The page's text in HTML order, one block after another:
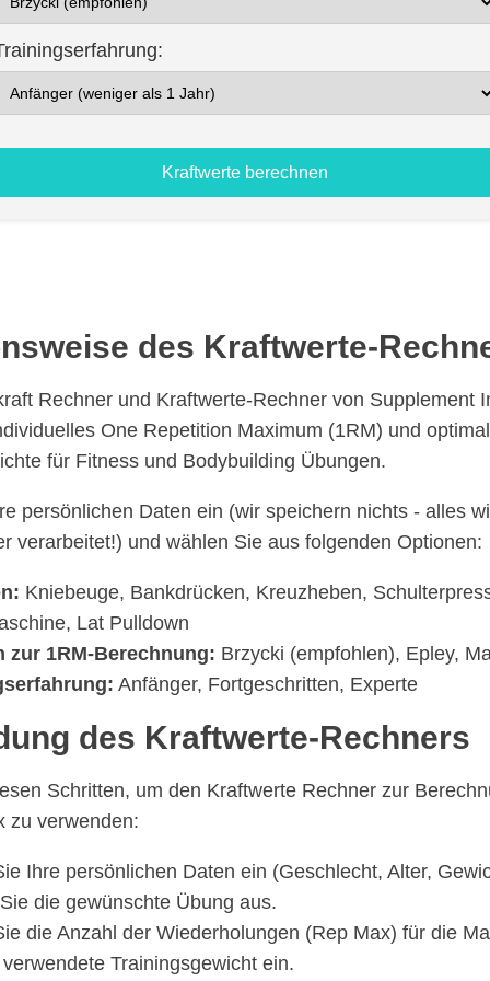
Kraftwerte berechnen
des Kraftwerte-
Rechner und Kraftwerte-Rechner von Supplement
One Repetition Maximum (1RM) und
für Fitness und Bodybuilding Übungen.
persönlichen Daten ein (wir speichern nichts - alles
verarbeitet!) und wählen Sie aus folgenden Optionen:
Kniebeuge, Bankdrücken, Kreuzheben,
Lat Pulldown
zur 1RM-Berechnung: Brzycki (empfohlen), Epley,
Anfänger, Fortgeschritten, Experte
des Kraftwerte-Rechners
Schritten, um den Kraftwerte Rechner zur
zu verwenden:
Ihre persönlichen Daten ein (Geschlecht, Alter,
die gewünschte Übung aus.
die Anzahl der Wiederholungen (Rep Max) für die
Trainingsgewicht ein.